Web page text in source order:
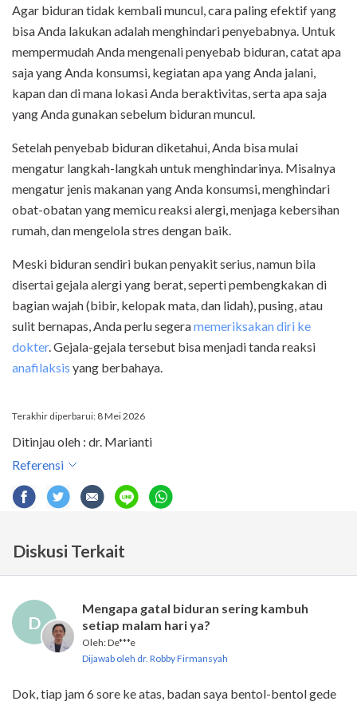
Agar biduran tidak kembali muncul, cara paling efektif yang
bisa Anda lakukan adalah menghindari penyebabnya. Untuk
mempermudah Anda mengenali penyebab biduran, catat apa
saja yang Anda konsumsi, kegiatan apa yang Anda jalani,
kapan dan di mana lokasi Anda beraktivitas, serta apa saja
yang Anda gunakan sebelum biduran muncul.
Setelah penyebab biduran diketahui, Anda bisa mulai
mengatur langkah-langkah untuk menghindarinya. Misalnya
mengatur jenis makanan yang Anda konsumsi, menghindari
obat-obatan yang memicu reaksi alergi, menjaga kebersihan
rumah, dan mengelola stres dengan baik.
Meski biduran sendiri bukan penyakit serius, namun bila
disertai gejala alergi yang berat, seperti pembengkakan di
bagian wajah (bibir, kelopak mata, dan lidah), pusing, atau
sulit bernapas, Anda perlu segeramemeriksakan diri ke
dokter. Gejala-gejala tersebut bisa menjadi tanda reaksi
anafilaksis yang berbahaya.
Terakhir diperbarui: 8 Mei 2026